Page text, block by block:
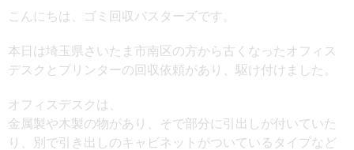
こんにちは、ゴミ回収バスターズです。
本日は埼玉県さいたま市南区の方から古くなったオフィス
デスクとプリンターの回収依頼があり、駆け付けました。
オフィスデスクは、
金属製や木製の物があり、そで部分に引出しが付いていた
り、別で引き出しのキャビネットがついているタイプなど